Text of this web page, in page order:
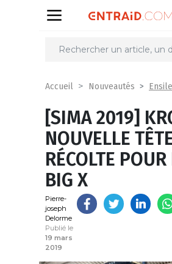
Partager
Accueil Nouveautés
[SIMA 2019]
NOUVELLE
RÉCOLTE POUR
BIG X
Pierre-
joseph
Delorme
Publié le
19 mars
2019